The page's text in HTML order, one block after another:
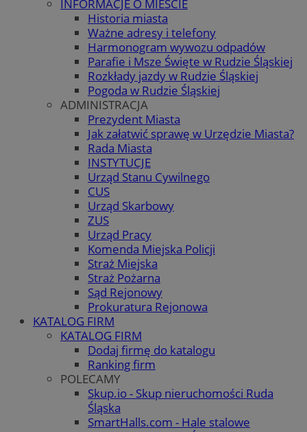
INFORMACJE O MIEŚCIE
Historia miasta
Ważne adresy i telefony
Harmonogram wywozu odpadów
Parafie i Msze Święte w Rudzie Śląskiej
Rozkłady jazdy w Rudzie Śląskiej
Pogoda w Rudzie Śląskiej
ADMINISTRACJA
Prezydent Miasta
Jak załatwić sprawę w Urzędzie Miasta?
Rada Miasta
INSTYTUCJE
Urząd Stanu Cywilnego
CUS
Urząd Skarbowy
ZUS
Urząd Pracy
Komenda Miejska Policji
Straż Miejska
Straż Pożarna
Sąd Rejonowy
Prokuratura Rejonowa
KATALOG FIRM
KATALOG FIRM
Dodaj firmę do katalogu
Ranking firm
POLECAMY
Skup.io - Skup nieruchomości Ruda
Śląska
SmartHalls.com - Hale stalowe